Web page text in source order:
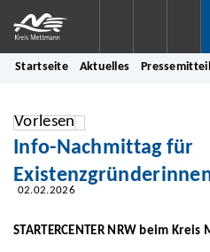
Startseite Aktuelles
Vorlesen
Info-Nachmittag für
02.02.2026
STARTERCENTER NRW beim